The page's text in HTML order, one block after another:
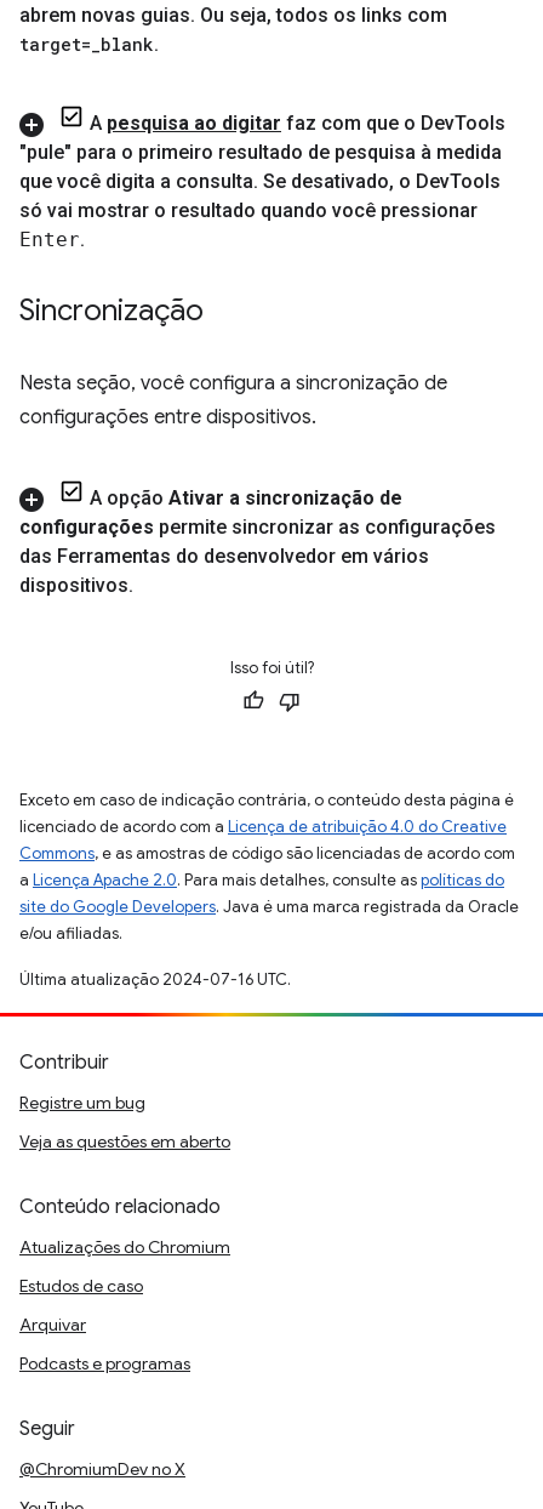
abrem novas guias. Ou seja, todos os links com
target=_blank.
A pesquisa ao digitar faz com que o DevTools
"pule" para o primeiro resultado de pesquisa à medida
que você digita a consulta. Se desativado, o DevTools
só vai mostrar o resultado quando você pressionar
Enter.
Sincronização
Nesta seção, você configura a sincronização de
configurações entre dispositivos.
A opção Ativar a sincronização de
configurações permite sincronizar as configurações
das Ferramentas do desenvolvedor em vários
dispositivos.
Isso foi útil?
Exceto em caso de indicação contrária, o conteúdo desta página é
licenciado de acordo com a Licença de atribuição 4.0 do Creative
Commons, e as amostras de código são licenciadas de acordo com
a Licença Apache 2.0. Para mais detalhes, consulte aspolíticas do
site do Google Developers. Java é uma marca registrada da Oracle
e/ou afiliadas.
Última atualização 2024-07-16 UTC.
Contribuir
Registre um bug
Veja as questões em aberto
Conteúdo relacionado
Atualizações do Chromium
Estudos de caso
Arquivar
Podcasts e programas
Seguir
@ChromiumDev no X